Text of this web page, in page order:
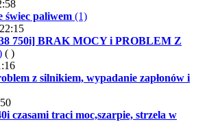
świec paliwem (1)
750i] BRAK MOCY i PROBLEM Z
( )
z silnikiem, wypadanie zapłonów i
czasami traci moc,szarpie, strzela w